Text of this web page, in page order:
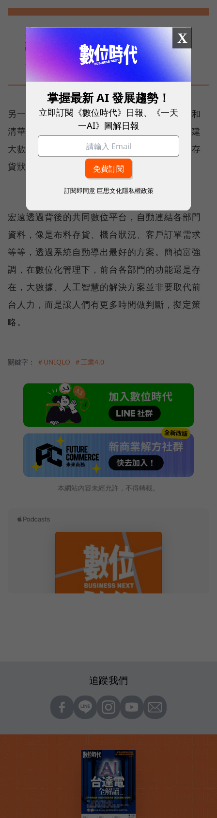
產品研發階段就同步思考「供應鏈設
計」，運用大數據分析做決策，降低存
貨並增加應變彈性。
另一方面，為了轉型數位化生產管理，宏遠也和
清華大學講座教授簡禎富合作，在後台導入內建
大數據分析和優化後的數位決策引擎，讓線上存
貨狀況一目了然。
宏遠透過背後的共同數位平台，自動連結各部門
資料，像是布料存貨、機台狀況、客戶訂單需求
等等，透過系統自動導出最好的方案。簡禎富強
調，在數位化管理下，前台各部門的功能還是存
在，大數據、人工智慧的解決方案並非要取代前
台人力，而是讓人們有更多時間做判斷，擬定策
略。
關鍵字： ＃UNIQLO ＃工業4.0
本網站內容未經允許，不得轉載。
追蹤我們
X
掌握最新 AI 發展趨勢！
立即訂閱《數位時代》日報、《一天
一AI》圖解日報
訂閱即同意 巨思文化隱私權政策